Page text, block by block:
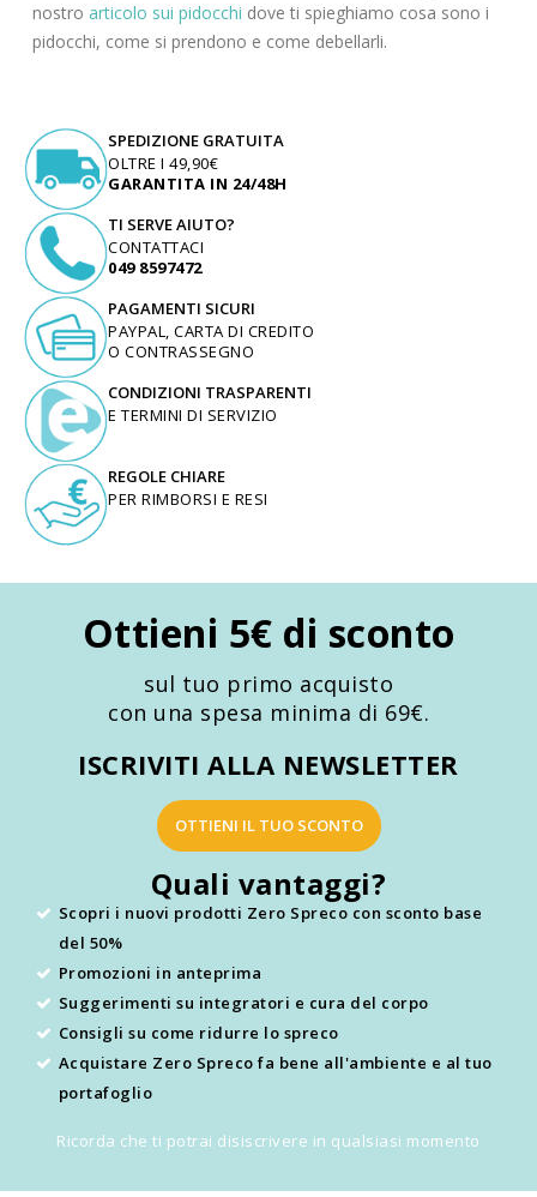
nostro articolo sui pidocchi dove ti spieghiamo cosa sono i
pidocchi, come si prendono e come debellarli.
SPEDIZIONE GRATUITA
OLTRE I 49,90€
GARANTITA IN 24/48H
TI SERVE AIUTO?
CONTATTACI
049 8597472
PAGAMENTI SICURI
PAYPAL, CARTA DI CREDITO
O CONTRASSEGNO
CONDIZIONI TRASPARENTI
E TERMINI DI SERVIZIO
REGOLE CHIARE
PER RIMBORSI E RESI
Ottieni 5€ di sconto
sul tuo primo acquisto
con una spesa minima di 69€.
ISCRIVITI ALLA NEWSLETTER
OTTIENI IL TUO SCONTO
Quali vantaggi?
Scopri i nuovi prodotti Zero Spreco con sconto base
del 50%
Promozioni in anteprima
Suggerimenti su integratori e cura del corpo
Consigli su come ridurre lo spreco
Acquistare Zero Spreco fa bene all'ambiente e al tuo
portafoglio
Ricorda che ti potrai disiscrivere in qualsiasi momento